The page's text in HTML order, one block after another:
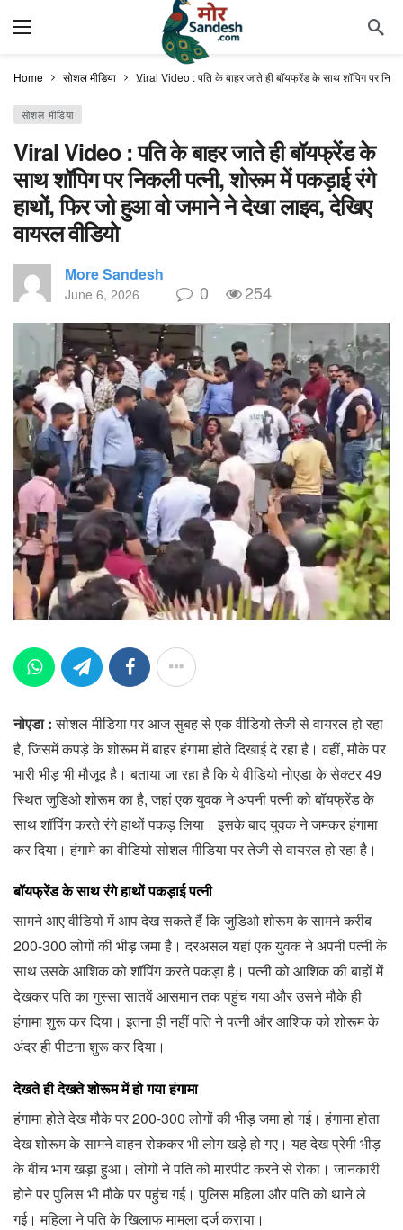
Home सोशल मीडिया Viral Video : पति के बाहर जाते ही बॉयफ्रेंड के साथ शॉपिग पर
सोशल मीडिया
Viral Video : पति के बाहर जाते ही बॉयफ्रेंड के
साथ शॉपिग पर निकली पत्नी, शोरूम में पकड़ाई रंगे
हाथों, फिर जो हुआ वो जमाने ने देखा लाइव, देखिए
वायरल वीडियो
More Sandesh
June 6, 2026 0 254
नोएडा :सोशल मीडिया पर आज सुबह से एक वीडियो तेजी से वायरल हो रहा
है, जिसमें कपड़े के शोरूम में बाहर हंगामा होते दिखाई दे रहा है। वहीं, मौके पर
भारी भीड़ भी मौजूद है। बताया जा रहा है कि ये वीडियो नोएडा के सेक्टर 49
स्थित जुडिओ शोरूम का है, जहां एक युवक ने अपनी पत्नी को बॉयफ्रेंड के
साथ शॉपिंग करते रंगे हाथों पकड़ लिया। इसके बाद युवक ने जमकर हंगामा
कर दिया। हंगामे का वीडियो सोशल मीडिया पर तेजी से वायरल हो रहा है।
बॉयफ्रेंड के साथ रंगे हाथों पकड़ाई पत्नी
सामने आए वीडियो में आप देख सकते हैं कि जुडिओ शोरूम के सामने करीब
200-300 लोगों की भीड़ जमा है। दरअसल यहां एक युवक ने अपनी पत्नी के
साथ उसके आशिक को शॉपिंग करते पकड़ा है। पत्नी को आशिक की बाहों में
देखकर पति का गुस्सा सातवें आसमान तक पहुंच गया और उसने मौके ही
हंगामा शुरू कर दिया। इतना ही नहीं पति ने पत्नी और आशिक को शोरूम के
अंदर ही पीटना शुरू कर दिया।
देखते ही देखते शोरूम में हो गया हंगामा
हंगामा होते देख मौके पर 200-300 लोगों की भीड़ जमा हो गई। हंगामा होता
देख शोरूम के सामने वाहन रोककर भी लोग खड़े हो गए। यह देख प्रेमी भीड़
के बीच भाग खड़ा हुआ। लोगों ने पति को मारपीट करने से रोका। जानकारी
होने पर पुलिस भी मौके पर पहुंच गई। पुलिस महिला और पति को थाने ले
गई। महिला ने पति के खिलाफ मामला दर्ज कराया।